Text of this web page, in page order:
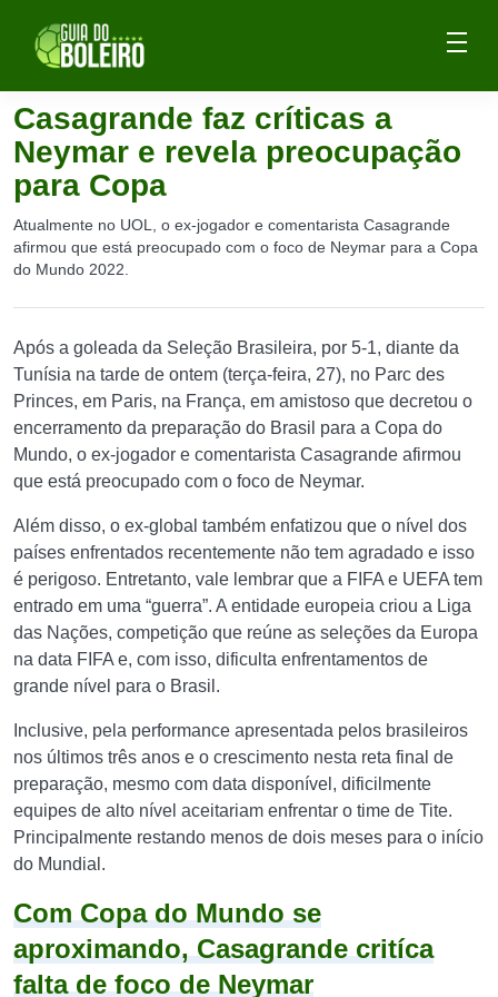
Casagrande faz críticas a
Neymar e revela preocupação
para Copa
Atualmente no UOL, o ex-jogador e comentarista Casagrande
afirmou que está preocupado com o foco de Neymar para a Copa
do Mundo 2022.
Após a goleada da Seleção Brasileira, por 5-1, diante da
Tunísia na tarde de ontem (terça-feira, 27), no Parc des
Princes, em Paris, na França, em amistoso que decretou o
encerramento da preparação do Brasil para a Copa do
Mundo, o ex-jogador e comentarista Casagrande afirmou
que está preocupado com o foco de Neymar.
Além disso, o ex-global também enfatizou que o nível dos
países enfrentados recentemente não tem agradado e isso
é perigoso. Entretanto, vale lembrar que a FIFA e UEFA tem
entrado em uma “guerra”. A entidade europeia criou a Liga
das Nações, competição que reúne as seleções da Europa
na data FIFA e, com isso, dificulta enfrentamentos de
grande nível para o Brasil.
Inclusive, pela performance apresentada pelos brasileiros
nos últimos três anos e o crescimento nesta reta final de
preparação, mesmo com data disponível, dificilmente
equipes de alto nível aceitariam enfrentar o time de Tite.
Principalmente restando menos de dois meses para o início
do Mundial.
Com Copa do Mundo se
aproximando, Casagrande critíca
falta de foco de Neymar